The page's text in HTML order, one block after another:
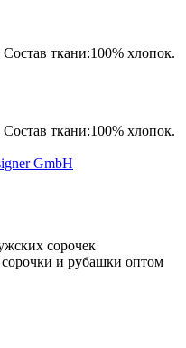
ткани:100% хлопок.
ткани:100% хлопок.
GmbH
сорочек
и рубашки оптом